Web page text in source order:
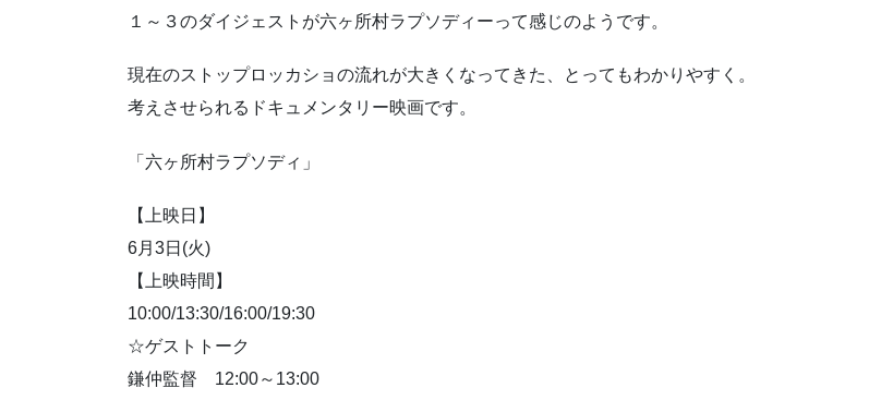
１～３のダイジェストが六ヶ所村ラプソディーって感じのようです。
現在のストップロッカショの流れが大きくなってきた、とってもわかりやすく。
考えさせられるドキュメンタリー映画です。
「六ヶ所村ラプソディ」
【上映日】
6月3日(火)
【上映時間】
10:00/13:30/16:00/19:30
☆ゲストトーク
鎌仲監督 12:00～13:00